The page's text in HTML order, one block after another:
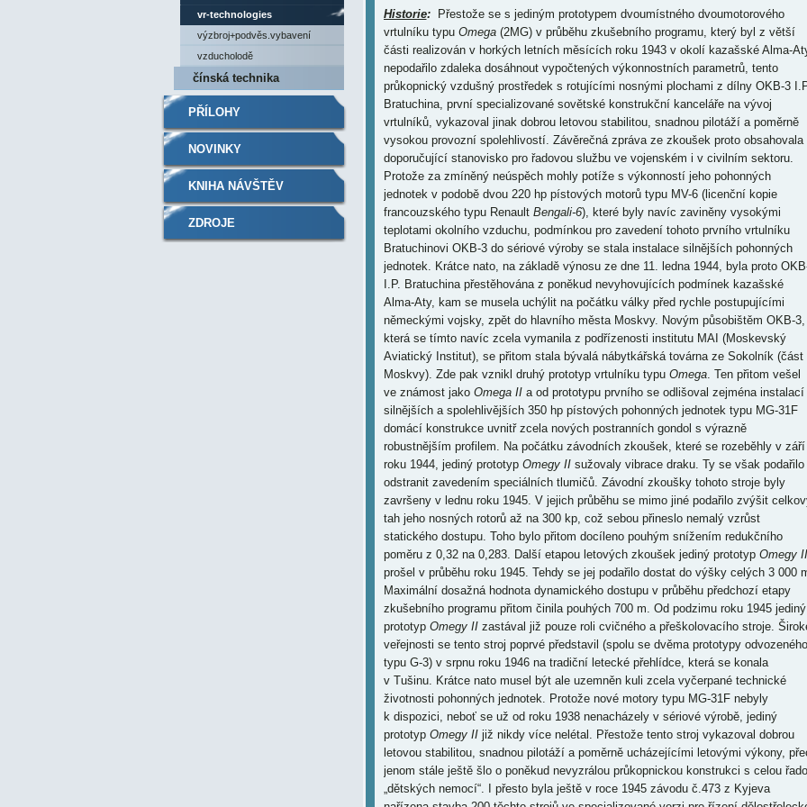
Historie:Přestože se s jediným prototypem dvoumístného dvoumotorového
vrtulníku typu Omega(2MG) v průběhu zkušebního programu, který byl z větší
části realizován v horkých letních měsících roku 1943 v okolí kazašské Alma-
nepodařilo zdaleka dosáhnout vypočtených výkonnostních parametrů, tento
průkopnický vzdušný prostředek s rotujícími nosnými plochami z dílny OKB-3
Bratuchina, první specializované sovětské konstrukční kanceláře na vývoj
vrtulníků, vykazoval jinak dobrou letovou stabilitou, snadnou pilotáží a poměrně
vysokou provozní spolehlivostí. Závěrečná zpráva ze zkoušek proto obsahovala
doporučující stanovisko pro řadovou službu ve vojenském i v civilním sektoru.
Protože za zmíněný neúspěch mohly potíže s výkonností jeho pohonných
jednotek v podobě dvou 220 hp pístových motorů typu MV-6 (licenční kopie
francouzského typu Renault Bengali-6), které byly navíc zaviněny vysokými
teplotami okolního vzduchu, podmínkou pro zavedení tohoto prvního vrtulníku
Bratuchinovi OKB-3 do sériové výroby se stala instalace silnějších pohonných
jednotek. Krátce nato, na základě výnosu ze dne 11. ledna 1944, byla proto
I.P. Bratuchina přestěhována z poněkud nevyhovujících podmínek kazašské
Alma-Aty, kam se musela uchýlit na počátku války před rychle postupujícími
německými vojsky, zpět do hlavního města Moskvy. Novým působištěm OKB-3,
která se tímto navíc zcela vymanila z podřízenosti institutu MAI (Moskevský
Aviatický Institut), se přitom stala bývalá nábytkářská továrna ze Sokolník (část
Moskvy). Zde pak vznikl druhý prototyp vrtulníku typu Omega. Ten přitom vešel
ve známost jako Omega IIa od prototypu prvního se odlišoval zejména instalací
silnějších a spolehlivějších 350 hp pístových pohonných jednotek typu MG-31F
domácí konstrukce uvnitř zcela nových postranních gondol s výrazně
robustnějším profilem. Na počátku závodních zkoušek, které se rozeběhly v září
roku 1944, jediný prototyp Omegy IIsužovaly vibrace draku. Ty se však podařilo
odstranit zavedením speciálních tlumičů. Závodní zkoušky tohoto stroje byly
završeny v lednu roku 1945. V jejich průběhu se mimo jiné podařilo zvýšit
tah jeho nosných rotorů až na 300 kp, což sebou přineslo nemalý vzrůst
statického dostupu. Toho bylo přitom docíleno pouhým snížením redukčního
poměru z 0,32 na 0,283. Další etapou letových zkoušek jediný prototyp Omegy II
prošel v průběhu roku 1945. Tehdy se jej podařilo dostat do výšky celých 3 000
Maximální dosažná hodnota dynamického dostupu v průběhu předchozí etapy
zkušebního programu přitom činila pouhých 700 m. Od podzimu roku 1945 jediný
prototyp Omegy IIzastával již pouze roli cvičného a přeškolovacího stroje.
veřejnosti se tento stroj poprvé představil (spolu se dvěma prototypy odvozeného
typu G-3) v srpnu roku 1946 na tradiční letecké přehlídce, která se konala
v Tušinu. Krátce nato musel být ale uzemněn kuli zcela vyčerpané technické
životnosti pohonných jednotek. Protože nové motory typu MG-31F nebyly
k dispozici, neboť se už od roku 1938 nenacházely v sériové výrobě, jediný
prototyp Omegy IIjiž nikdy více nelétal. Přestože tento stroj vykazoval dobrou
letovou stabilitou, snadnou pilotáží a poměrně ucházejícími letovými výkony,
jenom stále ještě šlo o poněkud nevyzrálou průkopnickou konstrukci s celou
„dětských nemocí“. I přesto byla ještě v roce 1945 závodu č.473 z Kyjeva
vr-technologies
výzbroj+podvěs.vybavení
vzducholodě
čínská technika
PŘÍLOHY
NOVINKY
KNIHA NÁVŠTĚV
ZDROJE